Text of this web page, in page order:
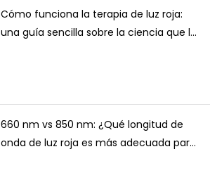
Cómo funciona la terapia de luz roja:
una guía sencilla sobre la ciencia que la
660 nm vs 850 nm: ¿Qué longitud de
onda de luz roja es más adecuada para